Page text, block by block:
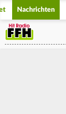
Nachrichten